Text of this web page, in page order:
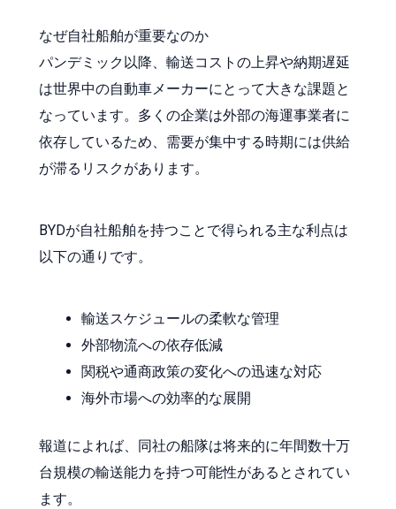
なぜ自社船舶が重要なのか
パンデミック以降、輸送コストの上昇や納期遅延
は世界中の自動車メーカーにとって大きな課題と
なっています。多くの企業は外部の海運事業者に
依存しているため、需要が集中する時期には供給
が滞るリスクがあります。
BYDが自社船舶を持つことで得られる主な利点は
以下の通りです。
輸送スケジュールの柔軟な管理
外部物流への依存低減
関税や通商政策の変化への迅速な対応
海外市場への効率的な展開
報道によれば、同社の船隊は将来的に年間数十万
台規模の輸送能力を持つ可能性があるとされてい
ます。